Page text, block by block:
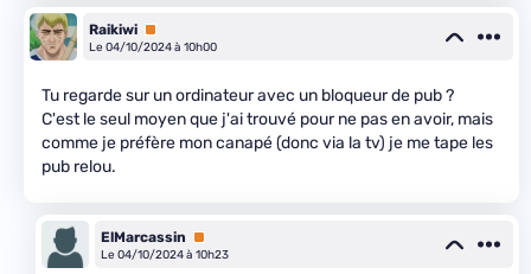
Raikiwi Premium
Le 04/10/2024 à 10h00
Tu regarde sur un ordinateur avec un bloqueur de pub ?
C'est le seul moyen que j'ai trouvé pour ne pas en avoir, mais
comme je préfère mon canapé (donc via la tv) je me tape les
pub relou.
ElMarcassin
Premium
Le 04/10/2024 à 10h23